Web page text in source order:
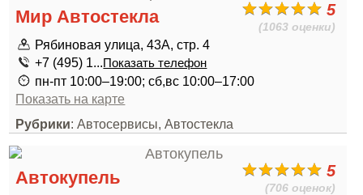
5
(1063 оценки)
Мир Автостекла
Рябиновая улица, 43А, стр. 4
+7 (495) 1...Показать телефон
пн-пт 10:00–19:00; сб,вс 10:00–17:00
Показать на карте
Рубрики: Автосервисы, Автостекла
5
(706 оценок)
Автокупель